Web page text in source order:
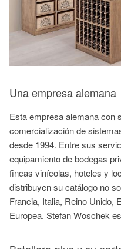
Una empresa alemana
Esta empresa alemana con
comercialización de
desde 1994. Entre sus
equipamiento de bodegas
fincas vinícolas, hoteles y
distribuyen su catálogo no
Francia, Italia, Reino Unido,
Europea. Stefan Woschek